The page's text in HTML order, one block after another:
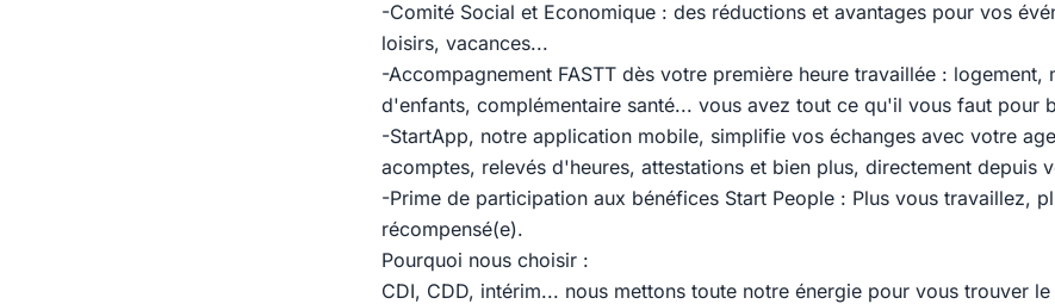
-Comité Social et Economique : des réductions et avantages pour vos
loisirs, vacances...
-Accompagnement FASTT dès votre première heure travaillée : logement,
d'enfants, complémentaire santé... vous avez tout ce qu'il vous faut pour
-StartApp, notre application mobile, simplifie vos échanges avec votre
acomptes, relevés d'heures, attestations et bien plus, directement depuis
-Prime de participation aux bénéfices Start People : Plus vous travaillez,
récompensé(e).
Pourquoi nous choisir :
CDI, CDD, intérim... nous mettons toute notre énergie pour vous trouver